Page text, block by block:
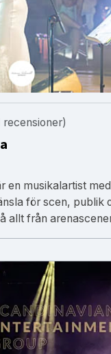
recensioner)
en musikalartist
för scen, publik
allt från